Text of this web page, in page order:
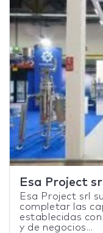
Esa Project srl
Esa Project srl
completar las
establecidas
y de negocios...